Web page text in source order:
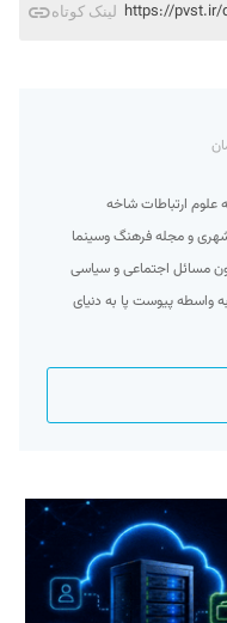
لینک کوتاه https://pvst.ir/
علوم ارتباطات شاخه
و مجله فرهنگ وسینما
مسائل اجتماعی و سیاسی
شدم و به واسطه پیوست پا به دنیای